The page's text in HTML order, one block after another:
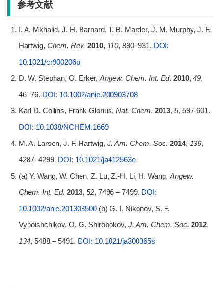
参考文献
I. A. Mkhalid, J. H. Barnard, T. B. Marder, J. M. Murphy, J. F.
Hartwig, Chem. Rev. 2010, 110, 890–931. DOI:
10.1021/cr900206p
D. W. Stephan, G. Erker, Angew. Chem. Int. Ed. 2010, 49,
46–76. DOI: 10.1002/anie.200903708
Karl D. Collins, Frank Glorius, Nat. Chem. 2013, 5, 597-601.
DOI: 10.1038/NCHEM.1669
M. A. Larsen, J. F. Hartwig, J. Am. Chem. Soc. 2014, 136,
4287–4299. DOI: 10.1021/ja412563e
(a) Y. Wang, W. Chen, Z. Lu, Z.-H. Li, H. Wang, Angew.
Chem. Int. Ed. 2013, 52, 7496 – 7499. DOI:
10.1002/anie.201303500(b) G. I. Nikonov, S. F.
Vyboishchikov, O. G. Shirobokov, J. Am. Chem. Soc. 2012,
134, 5488 – 5491. DOI: 10.1021/ja300365s